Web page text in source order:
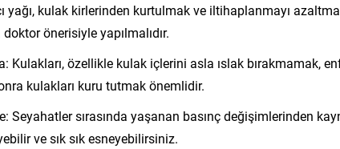
yağı, kulak kirlerinden kurtulmak ve iltihaplanmayı
önerisiyle yapılmalıdır.
Kulakları, özellikle kulak içlerini asla ıslak bırakmamak,
kulakları kuru tutmak önemlidir.
Seyahatler sırasında yaşanan basınç değişimlerinden
ve sık sık esneyebilirsiniz.